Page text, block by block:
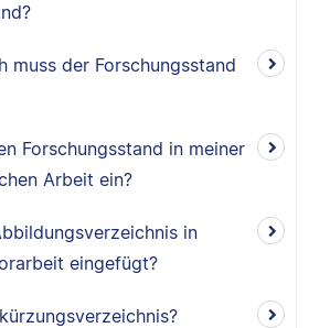
muss der Forschungsstand
Forschungsstand in meiner
Arbeit ein?
in
eingefügt?